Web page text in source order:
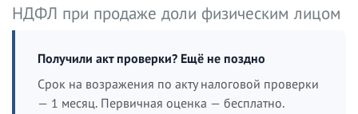
НДФЛ при продаже доли физическим лицом
Получили акт проверки? Ещё не поздно
Срок на возражения по акту налоговой проверки
— 1 месяц. Первичная оценка — бесплатно.